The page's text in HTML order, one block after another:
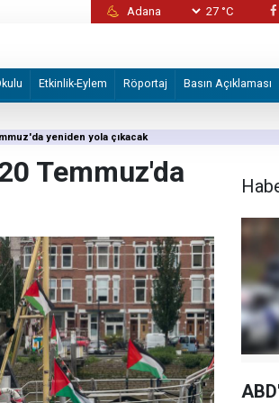
Alman STK'den Volkswagen fabrikasının
27 °C
Etkinlik-Eylem Röportaj Basın Açıklaması
yeniden yola çıkacak
Temmuz'da